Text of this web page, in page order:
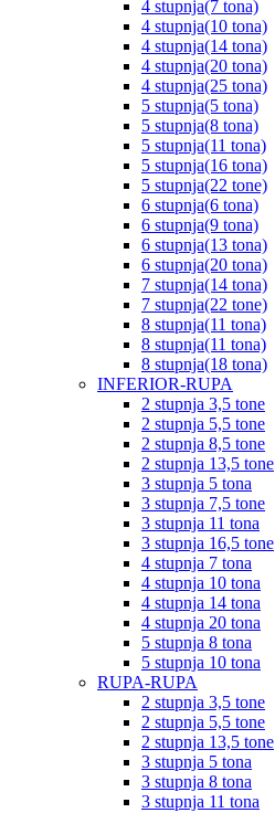
4 stupnja(7 tona)
4 stupnja(10 tona)
4 stupnja(14 tona)
4 stupnja(20 tona)
4 stupnja(25 tona)
5 stupnja(5 tona)
5 stupnja(8 tona)
5 stupnja(11 tona)
5 stupnja(16 tona)
5 stupnja(22 tone)
6 stupnja(6 tona)
6 stupnja(9 tona)
6 stupnja(13 tona)
6 stupnja(20 tona)
7 stupnja(14 tona)
7 stupnja(22 tone)
8 stupnja(11 tona)
8 stupnja(11 tona)
8 stupnja(18 tona)
INFERIOR-RUPA
2 stupnja 3,5 tone
2 stupnja 5,5 tone
2 stupnja 8,5 tone
2 stupnja 13,5 tone
3 stupnja 5 tona
3 stupnja 7,5 tone
3 stupnja 11 tona
3 stupnja 16,5 tone
4 stupnja 7 tona
4 stupnja 10 tona
4 stupnja 14 tona
4 stupnja 20 tona
5 stupnja 8 tona
5 stupnja 10 tona
RUPA-RUPA
2 stupnja 3,5 tone
2 stupnja 5,5 tone
2 stupnja 13,5 tone
3 stupnja 5 tona
3 stupnja 8 tona
3 stupnja 11 tona